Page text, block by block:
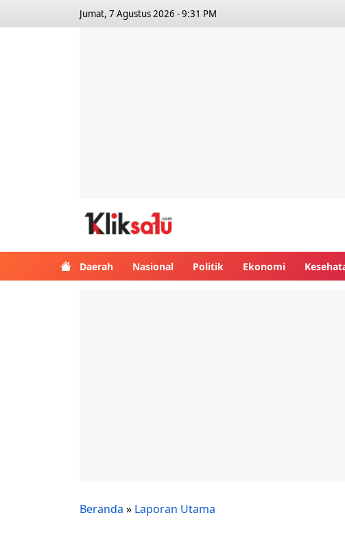
Jumat, 7 Agustus 2026 - 9:31 PM
Daerah Nasional Politik Ekonomi
Beranda » Laporan Utama